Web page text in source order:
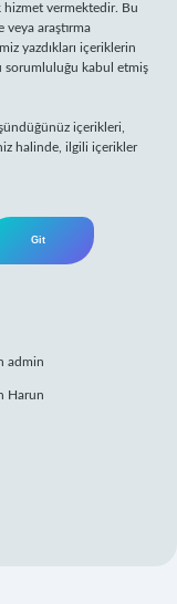
hizmet vermektedir. Bu
araştırma
yazdıkları içeriklerin
sorumluluğu kabul etmiş
içerikleri,
halinde, ilgili içerikler
admin
Harun